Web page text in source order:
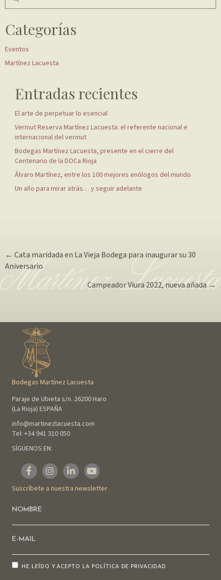
Categorías
Eventos
Martínez Lacuesta
Entradas recientes
El arte de perpetuar lo esencial
Vermut Reserva Martínez Lacuesta: el referente nacional e
internacional del vermut
Bodegas Martínez Lacuesta, presente en el cierre del
Centenario de la DOCa Rioja
Álvaro Martínez, entre los 100 mejores enólogos del mundo
Un año para mirar atrás… y seguir adelante
Navegador
← Cata maridada en La Vieja Bodega para inaugurar su 30
Aniversario
Campeador Viura 2022, nueva añada →
Bodegas Martínez Lacuesta
Paraje de Ubieta s/n. 26200 Haro
(La Rioja) ESPAÑA
info@martinezlacuesta.com
Tel: +34 941 310 050
SÍGUENOS EN:
Suscríbete a nuestra newsletter
HE LEÍDO Y ACEPTO LA POLÍTICA DE PRIVACIDAD